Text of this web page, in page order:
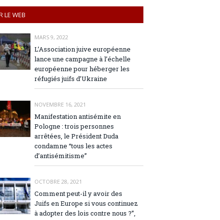
LE WEB
MARS 9, 2022
L’Association juive européenne
lance une campagne à l’échelle
européenne pour héberger les
réfugiés juifs d’Ukraine
NOVEMBRE 16, 2021
Manifestation antisémite en
Pologne : trois personnes
arrêtées, le Président Duda
condamne “tous les actes
d’antisémitisme”
OCTOBRE 28, 2021
Comment peut-il y avoir des
Juifs en Europe si vous continuez
à adopter des lois contre nous ?”,